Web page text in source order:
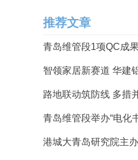
推荐文章
青岛维管段1项QC成
智领家居新赛道 华建
路地联动筑防线 多措
青岛维管段举办“电化
港城大青岛研究院主